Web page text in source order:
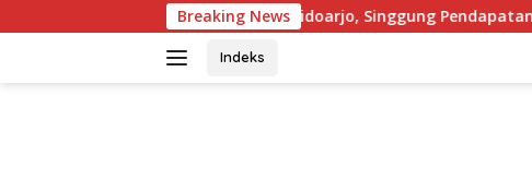
ke
Breaking News
Sidoarjo, Singgung Pendapatan Asli Daerah (PAD) Dari
Indeks